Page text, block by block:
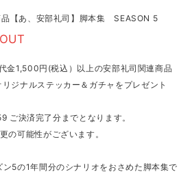
【あ、安部礼司】脚本集 SEASON 5
金1,500円(税込）以上の安部礼司関連商品
ジナルステッカー＆ガチャをプレゼント
ご決済完了分までとなります。
の可能性がございます。
5の1年間分のシナリオをおさめた脚本集で